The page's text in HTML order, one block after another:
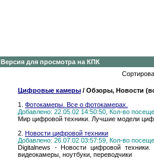
Версия для просмотра на КПК
Цифровые камеры / Обзоры, Новости
1. Фотокамеры. Все о фотокамерах.
Добавлено: 22.05.02 14:50:50, Кол-во
Мир цифровой техники. Лучшие модели
2. Новости цифровой техники
Добавлено: 26.07.02 03:57:59, Кол-во
Digitalnews - Новости цифровой
видеокамеры, ноутбуки, переводчики